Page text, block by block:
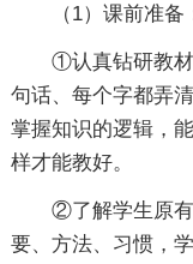
（1）课前准备
①认真钻研教材
句话、每个字都弄
掌握知识的逻辑，
样才能教好。
②了解学生原有
要、方法、习惯，